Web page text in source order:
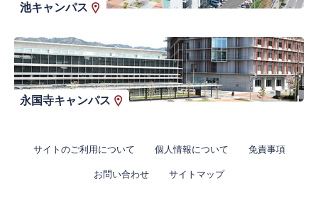
池キャンパス
永国寺キャンパス
サイトのご利用について 個人情報について 免責事項
お問い合わせ サイトマップ